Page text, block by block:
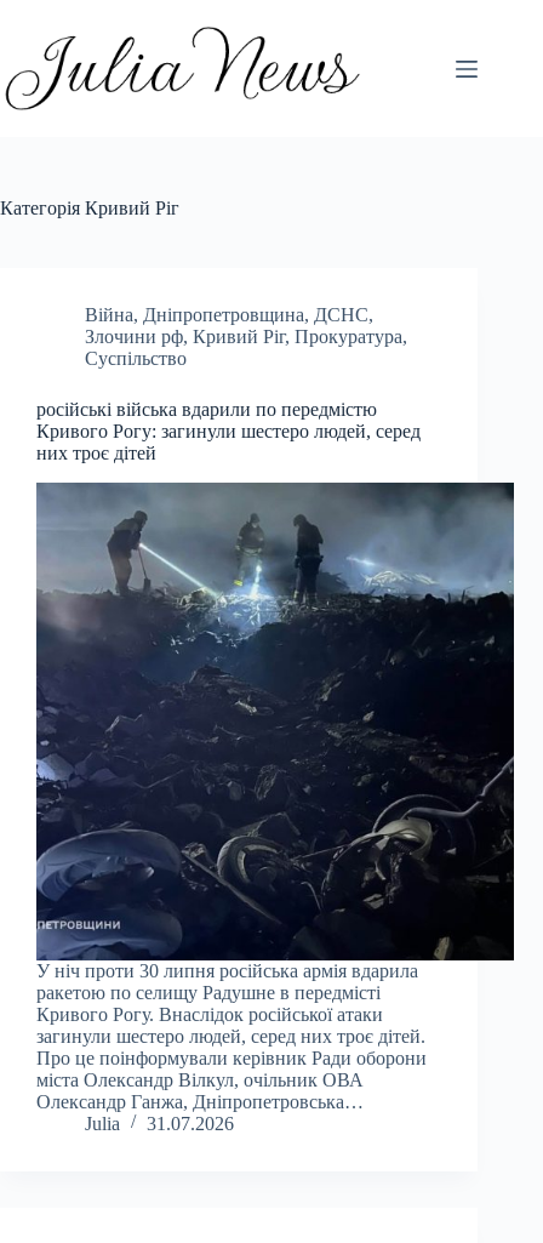
вмісту
Категорія Кривий Ріг
Війна, Дніпропетровщина, ДСНС,
Злочини рф, Кривий Ріг, Прокуратура,
Суспільство
російські війська вдарили по передмістю
Кривого Рогу: загинули шестеро людей, серед
них троє дітей
У ніч проти 30 липня російська армія вдарила
ракетою по селищу Радушне в передмісті
Кривого Рогу. Внаслідок російської атаки
загинули шестеро людей, серед них троє дітей.
Про це поінформували керівник Ради оборони
міста Олександр Вілкул, очільник ОВА
Олександр Ганжа, Дніпропетровська…
Julia
31.07.2026